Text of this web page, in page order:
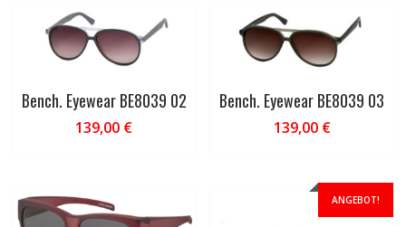
Bench. Eyewear BE8039 02
139,00 €
Bench. Eyewear BE8039 03
139,00 €
ANGEBOT!